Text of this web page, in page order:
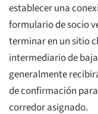
establecer una
formulario de socio
terminar en un sitio
intermediario de
generalmente
de confirmación
corredor asignado.